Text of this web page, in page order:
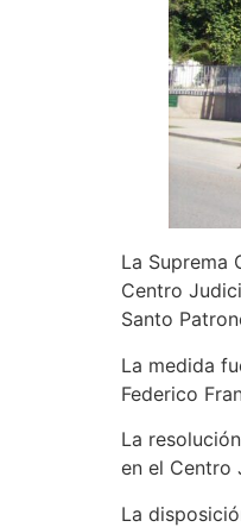
La Suprema
Centro
Santo
La medida
Federico
La
en el Centro
La